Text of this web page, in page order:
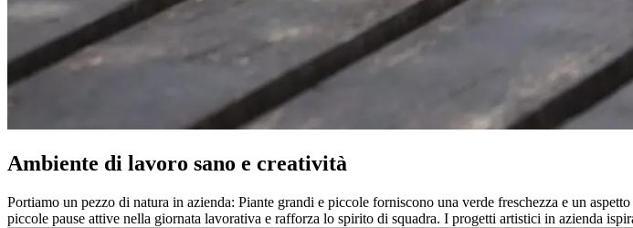
Ambiente di lavoro sano e creatività
Portiamo un pezzo di natura in azienda: Piante grandi e piccole forniscono una verde freschezza e un
piccole pause attive nella giornata lavorativa e rafforza lo spirito di squadra. I progetti artistici in azienda